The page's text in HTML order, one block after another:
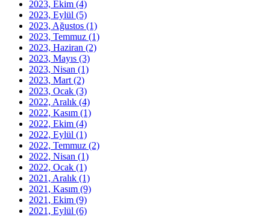
2023, Ekim (4)
2023, Eylül (5)
2023, Ağustos (1)
2023, Temmuz (1)
2023, Haziran (2)
2023, Mayıs (3)
2023, Nisan (1)
2023, Mart (2)
2023, Ocak (3)
2022, Aralık (4)
2022, Kasım (1)
2022, Ekim (4)
2022, Eylül (1)
2022, Temmuz (2)
2022, Nisan (1)
2022, Ocak (1)
2021, Aralık (1)
2021, Kasım (9)
2021, Ekim (9)
2021, Eylül (6)